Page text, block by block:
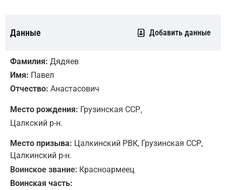
Данные Добавить данные
Фамилия: Дядяев
Имя: Павел
Отчество: Анастасович
Место рождения: Грузинская ССР,
Цалкский р-н.
Место призыва: Цалкинский РВК, Грузинская ССР,
Цалкинский р-н.
Воинское звание: Красноармеец
Воинская часть: